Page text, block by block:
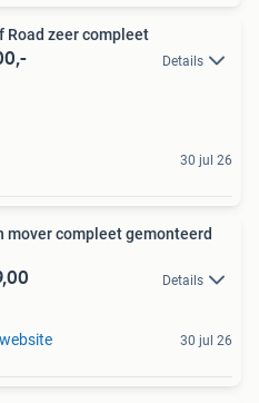
Road zeer compleet
Details
30 jul 26
mover compleet gemonteerd
Details
30 jul 26